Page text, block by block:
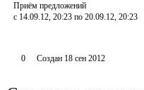
Приём предложений
с 14.09.12, 20:23 по 20.09.12, 20:23
0 Создан 18 сен 2012